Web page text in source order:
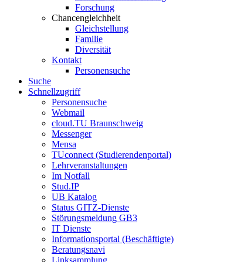
Forschung
Chancengleichheit
Gleichstellung
Familie
Diversität
Kontakt
Personensuche
Suche
Schnellzugriff
Personensuche
Webmail
cloud.TU Braunschweig
Messenger
Mensa
TUconnect (Studierendenportal)
Lehrveranstaltungen
Im Notfall
Stud.IP
UB Katalog
Status GITZ-Dienste
Störungsmeldung GB3
IT Dienste
Informationsportal (Beschäftigte)
Beratungsnavi
Linksammlung